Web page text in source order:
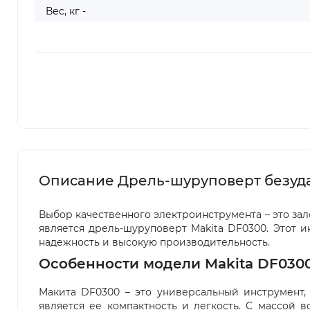
Вес, кг -
Описание Дрель-шуруповерт
Выбор качественного электроинструмента – это
является дрель-шуруповерт Makita DF0300. Этот
надежность и высокую производительность.
Особенности модели Makita
Макита DF0300 – это универсальный
является ее компактность и легкость. С массой